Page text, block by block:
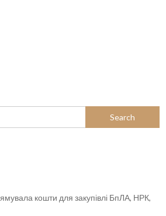
кошти для закупівлі БпЛА, НРК,